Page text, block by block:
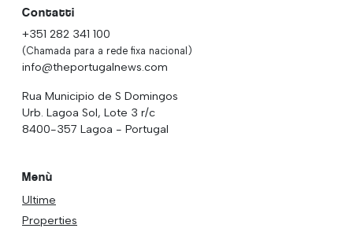
Contatti
+351 282 341 100
(Chamada para a rede fixa nacional)
info@theportugalnews.com
Rua Municipio de S Domingos
Urb. Lagoa Sol, Lote 3 r/c
8400-357 Lagoa - Portugal
Menù
Ultime
Properties